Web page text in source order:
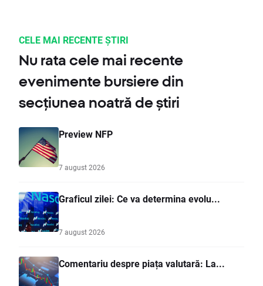
CELE MAI RECENTE ȘTIRI
Nu rata cele mai recente
evenimente bursiere din
secțiunea noatră de știri
Preview NFP
7 august 2026
Graficul zilei: Ce va determina evolu...
7 august 2026
Comentariu despre piața valutară: La...